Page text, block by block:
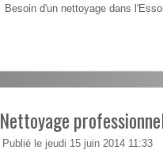
Besoin d'un nettoyage dans
Nettoyage
Publié le jeudi 15 juin 2014 11:33